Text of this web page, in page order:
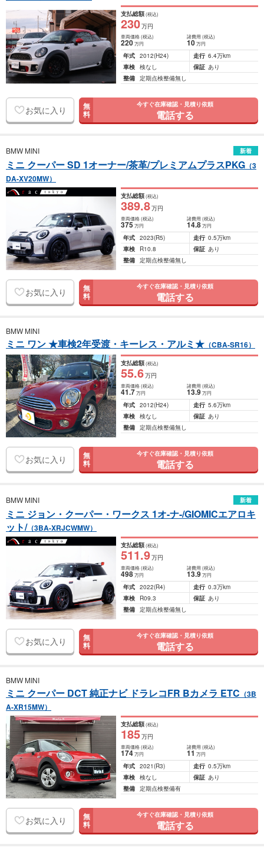
支払総額(税込)
230万円
車両価格(税込)
220万円
諸費用 (税込)
10 万円
年式 2012(H24) 走行 6.4万km
車検 検なし 保証 あり
整備 定期点検整備無し
お気に入り 無
料
今すぐ在庫確認・見積り依頼
電話する
BMW MINI 新着
ミニ クーパー SD 1オーナー/茶革/プレミアムプラスPKG （3
DA-XV20MW）
支払総額(税込)
389.8万円
車両価格(税込)
375万円
諸費用 (税込)
14.8 万円
年式 2023(R5) 走行 0.5万km
車検
R10.8 保証 あり
整備 定期点検整備無し
お気に入り 無
料
今すぐ在庫確認・見積り依頼
電話する
BMW MINI
ミニ ワン ★車検2年受渡・キーレス・アルミ★ （CBA-SR16）
支払総額(税込)
55.6万円
車両価格(税込)
41.7万円
諸費用 (税込)
13.9 万円
年式 2012(H24) 走行 5.6万km
車検 検なし 保証 あり
整備 定期点検整備無し
お気に入り 無
料
今すぐ在庫確認・見積り依頼
電話する
BMW MINI 新着
ミニ ジョン・クーパー・ワークス 1オ-ナ-/GIOMICエアロキ
ット/（3BA-XRJCWMW）
支払総額(税込)
511.9万円
車両価格(税込)
498万円
諸費用 (税込)
13.9 万円
年式 2022(R4) 走行 0.3万km
車検
R09.3 保証 あり
整備 定期点検整備無し
お気に入り 無
料
今すぐ在庫確認・見積り依頼
電話する
BMW MINI
ミニ クーパー DCT 純正ナビ ドラレコFR Bカメラ ETC （3B
A-XR15MW）
支払総額(税込)
185万円
車両価格(税込)
174万円
諸費用 (税込)
11 万円
年式 2021(R3) 走行 0.5万km
車検 検なし 保証 あり
整備 定期点検整備有
お気に入り 無
料
今すぐ在庫確認・見積り依頼
電話する